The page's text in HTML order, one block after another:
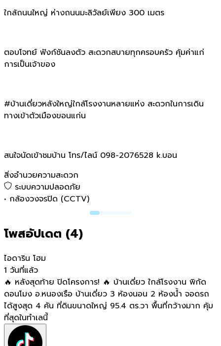
ใกล้ถนนใหญ่ ห่างถนนมะลิวัลย์เพียง 300 เมตร
ตอบโจทย์ ฟังก์ชันลงตัว สะดวกสบายทุกครอบครัว คุ้มค่าแก่
การเป็นเจ้าของ
#บ้านเดี่ยวหลังใหญ่ใกล้โรงงานหลายแห่ง สะดวกในการเดิน
ทางเข้าตัวเมืองขอนแก่น
สนใจนัดเข้าชมบ้าน โทร/ไลน์ 098-2076528 k.บอน
สิ่งอำนวยความสะดวก
ระบบความปลอดภัย
• กล้องวงจรปิด (CCTV)
โพสอัปเดต (4)
ไอดาริน โฮม
1 วันที่แล้ว
🔥 หลังสุดท้าย ปิดโครงการ! 🔥 บ้านเดี่ยว ใกล้โรงงาน พิกัด
ดอนโมง อ.หนองเรือ บ้านเดี่ยว 3 ห้องนอน 2 ห้องน้ำ จอดรถ
ได้สูงสุด 4 คัน ที่ดินขนาดใหญ่ 95.4 ตร.วา พื้นที่กว้างมาก คุ้ม
ที่สุดในทำเลนี้